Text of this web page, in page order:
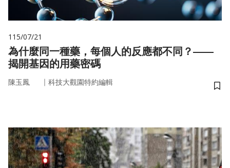
115/07/21
為什麼同一種藥，每個人的反應都不同？——
揭開基因的用藥密碼
陳玉鳳 ｜ 科技大觀園特約編輯
儲